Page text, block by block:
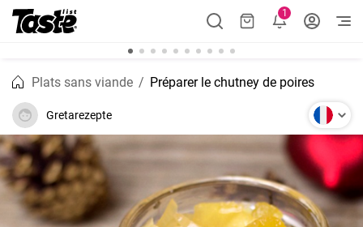
1
Plats sans viande Préparer le chutney de poires
Gretarezepte